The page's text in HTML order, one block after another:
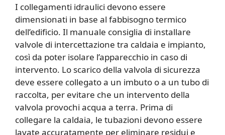
I collegamenti idraulici devono essere
dimensionati in base al fabbisogno termico
dell’edificio. Il manuale consiglia di installare
valvole di intercettazione tra caldaia e impianto,
così da poter isolare l’apparecchio in caso di
intervento. Lo scarico della valvola di sicurezza
deve essere collegato a un imbuto o a un tubo di
raccolta, per evitare che un intervento della
valvola provochi acqua a terra. Prima di
collegare la caldaia, le tubazioni devono essere
lavate accuratamente per eliminare residui e